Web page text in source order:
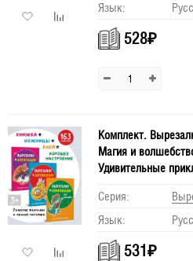
Язык:
528₽
Комплект.
Магия и
Удивительные
Серия:
Язык:
531₽